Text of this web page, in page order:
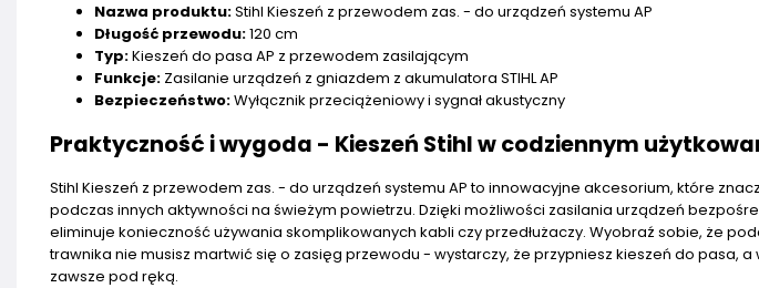
Nazwa produktu:Stihl Kieszeń z przewodem zas. - do urządzeń systemu AP
Długość przewodu:120 cm
Typ:Kieszeń do pasa AP z przewodem zasilającym
Funkcje: Zasilanie urządzeń z gniazdem z akumulatora STIHL AP
Bezpieczeństwo:Wyłącznik przeciążeniowy i sygnał akustyczny
Praktyczność i wygoda - Kieszeń Stihl w codziennym
Stihl Kieszeń z przewodem zas. - do urządzeń systemu AP to innowacyjne akcesorium, które
podczas innych aktywności na świeżym powietrzu. Dzięki możliwości zasilania urządzeń
eliminuje konieczność używania skomplikowanych kabli czy przedłużaczy. Wyobraź sobie, że
trawnika nie musisz martwić się o zasięg przewodu - wystarczy, że przypniesz kieszeń do pasa,
zawsze pod ręką.